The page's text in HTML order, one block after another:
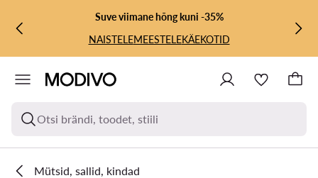
LIIGU PÕHISISU JUURDE
MINE OTSINGUSSESuve viimane hõng kuni -35%
NAISTELEMEESTELEKÄEKOTID
Otsi brändi, toodet, stiili
Mütsid, sallid, kindad